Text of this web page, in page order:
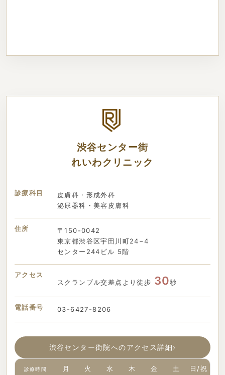
渋谷センター街
れいわクリニック
診療科目
皮膚科・形成外科
泌尿器科・美容皮膚科
住所
〒150-0042
東京都渋谷区宇田川町24−4
センター244ビル 5階
アクセス
スクランブル交差点より徒歩 30秒
電話番号 03-6427-8206
渋谷センター街院へのアクセス詳細›
診療時間 月 火 水 木 金 土 日/祝